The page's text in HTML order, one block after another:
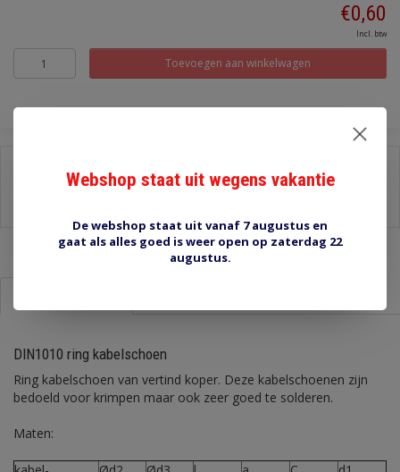
€0,60
Incl. btw
Toevoegen aan winkelwagen
Stel een vraag over dit product
DIN1010 ring kabelschoen
Ring kabelschoen van vertind koper. Deze kabelschoenen zijn
bedoeld voor krimpen maar ook zeer goed te solderen.
Maten:
Webshop staat uit wegens vakantie
De webshop staat uit vanaf 7 augustus en
gaat als alles goed is weer open op zaterdag 22
augustus.